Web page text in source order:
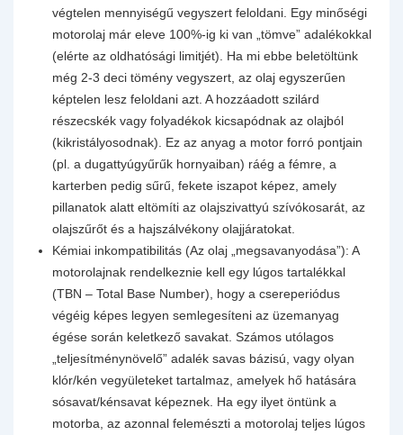
végtelen mennyiségű vegyszert feloldani. Egy minőségi
motorolaj már eleve 100%-ig ki van „tömve” adalékokkal
(elérte az oldhatósági limitjét). Ha mi ebbe beletöltünk
még 2-3 deci tömény vegyszert, az olaj egyszerűen
képtelen lesz feloldani azt. A hozzáadott szilárd
részecskék vagy folyadékok kicsapódnak az olajból
(kikristályosodnak). Ez az anyag a motor forró pontjain
(pl. a dugattyúgyűrűk hornyaiban) ráég a fémre, a
karterben pedig sűrű, fekete iszapot képez, amely
pillanatok alatt eltömíti az olajszivattyú szívókosarát, az
olajszűrőt és a hajszálvékony olajjáratokat.
Kémiai inkompatibilitás (Az olaj „megsavanyodása”): A
motorolajnak rendelkeznie kell egy lúgos tartalékkal
(TBN – Total Base Number), hogy a csereperiódus
végéig képes legyen semlegesíteni az üzemanyag
égése során keletkező savakat. Számos utólagos
„teljesítménynövelő” adalék savas bázisú, vagy olyan
klór/kén vegyületeket tartalmaz, amelyek hő hatására
sósavat/kénsavat képeznek. Ha egy ilyet öntünk a
motorba, az azonnal felemészti a motorolaj teljes lúgos